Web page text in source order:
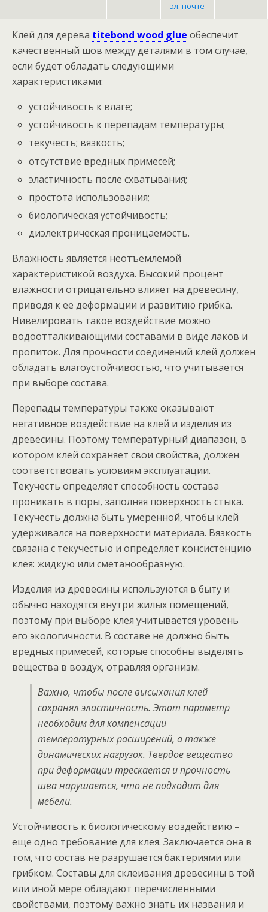
эл. почте
Клей для дерева titebond wood glue обеспечит
качественный шов между деталями в том случае,
если будет обладать следующими
характеристиками:
устойчивость к влаге;
устойчивость к перепадам температуры;
текучесть; вязкость;
отсутствие вредных примесей;
эластичность после схватывания;
простота использования;
биологическая устойчивость;
диэлектрическая проницаемость.
Влажность является неотъемлемой
характеристикой воздуха. Высокий процент
влажности отрицательно влияет на древесину,
приводя к ее деформации и развитию грибка.
Нивелировать такое воздействие можно
водоотталкивающими составами в виде лаков и
пропиток. Для прочности соединений клей должен
обладать влагоустойчивостью, что учитывается
при выборе состава.
Перепады температуры также оказывают
негативное воздействие на клей и изделия из
древесины. Поэтому температурный диапазон, в
котором клей сохраняет свои свойства, должен
соответствовать условиям эксплуатации.
Текучесть определяет способность состава
проникать в поры, заполняя поверхность стыка.
Текучесть должна быть умеренной, чтобы клей
удерживался на поверхности материала. Вязкость
связана с текучестью и определяет консистенцию
клея: жидкую или сметанообразную.
Изделия из древесины используются в быту и
обычно находятся внутри жилых помещений,
поэтому при выборе клея учитывается уровень
его экологичности. В составе не должно быть
вредных примесей, которые способны выделять
вещества в воздух, отравляя организм.
Важно, чтобы после высыхания клей
сохранял эластичность. Этот параметр
необходим для компенсации
температурных расширений, а также
динамических нагрузок. Твердое вещество
при деформации трескается и прочность
шва нарушается, что не подходит для
мебели.
Устойчивость к биологическому воздействию –
еще одно требование для клея. Заключается она в
том, что состав не разрушается бактериями или
грибком. Составы для склеивания древесины в той
или иной мере обладают перечисленными
свойствами, поэтому важно знать их названия и